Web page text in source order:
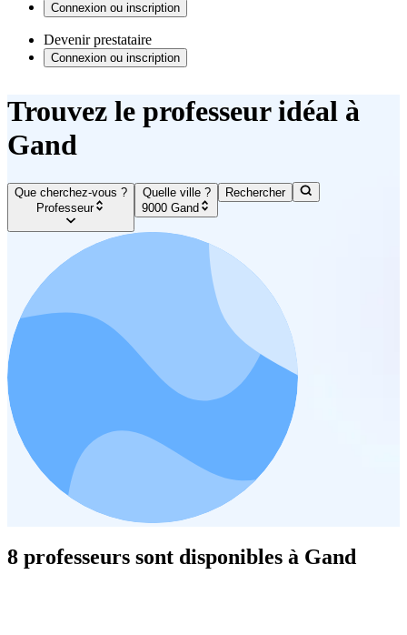
Connexion ou inscription
Devenir prestataire
Connexion ou inscription
Trouvez le professeur idéal à
Gand
Que cherchez-vous ?
Professeur
Quelle ville ?
9000 Gand
Rechercher
8 professeurs sont disponibles à Gand